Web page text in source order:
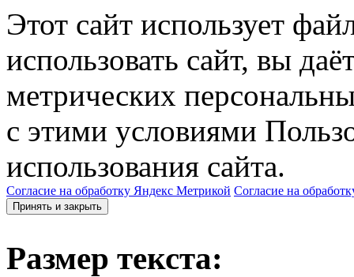
Этот сайт использует
использовать сайт, вы
метрических
с этими условиями
использования сайта.
Согласие на обработку Яндекс Метрикой Согласие на
Принять и закрыть
Размер текста: